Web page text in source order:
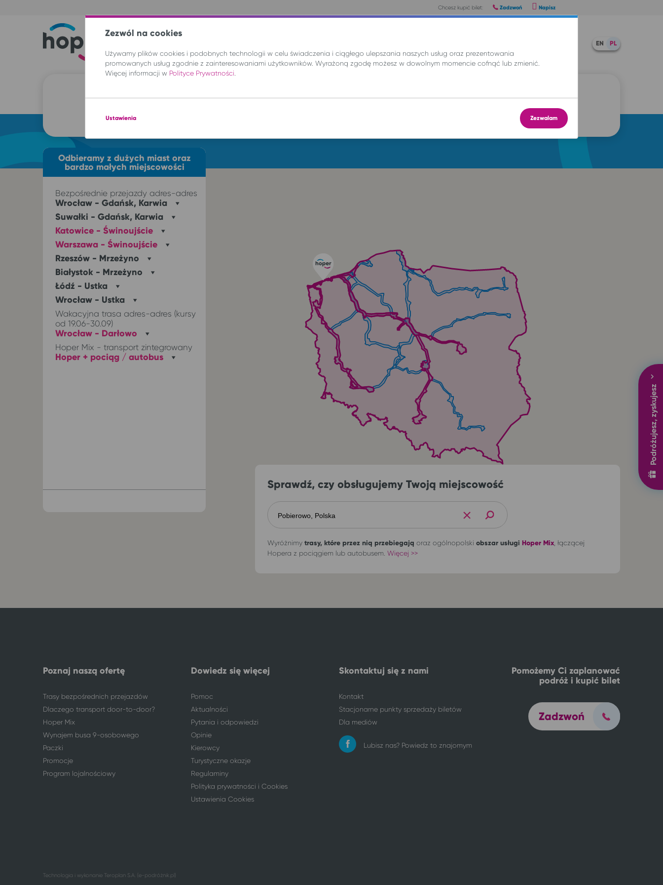
Chcesz kupić bilet: Zadzwoń Napisz
EN PL
Podróżujesz, zyskujesz
Odbieramy z dużych miast oraz
bardzo małych miejscowości
Wrocław - Gdańsk, Karwia
Suwałki - Gdańsk, Karwia
Katowice - Świnoujście
Warszawa - Świnoujście
Rzeszów - Mrzeżyno
Białystok - Mrzeżyno
Łódź - Ustka
Wrocław - Ustka
Wrocław - Darłowo
Hoper + pociąg / autobus
Sprawdź, czy obsługujemy Twoją miejscowość
+
Wyróżnimy trasy, które przez nią przebiegają oraz ogólnopolski obszar usługi Hoper Mix , łączącej
Hopera z pociągiem lub autobusem. Więcej >>
Poznaj naszą ofertę
Trasy bezpośrednich przejazdów
Dlaczego transport door-to-door?
Hoper Mix
Wynajem busa 9-osobowego
Paczki
Promocje
Program lojalnościowy
Dowiedz się więcej
Pomoc
Aktualności
Pytania i odpowiedzi
Opinie
Kierowcy
Turystyczne okazje
Regulaminy
Polityka prywatności i Cookies
Ustawienia Cookies
Skontaktuj się z nami
Kontakt
Stacjonarne punkty sprzedaży biletów
Dla mediów
Lubisz nas? Powiedz to znajomym
Pomożemy Ci zaplanować
podróż i kupić bilet
Zadzwoń
Technologia i wykonanie Teroplan S.A. (e-podróżnik.pl)
Zezwól na cookies
Używamy plików cookies i podobnych technologii w celu świadczenia i ciągłego ulepszania naszych usług oraz prezentowania
promowanych usług zgodnie z zainteresowaniami użytkowników. Wyrażoną zgodę możesz w dowolnym momencie cofnąć lub zmienić.
Więcej informacji w Polityce Prywatności
Ustawienia Zezwalam